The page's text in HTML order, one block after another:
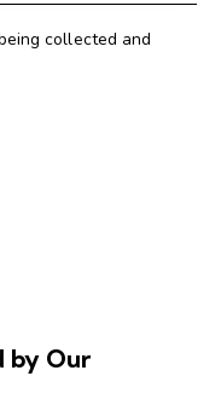
collected and
by Our